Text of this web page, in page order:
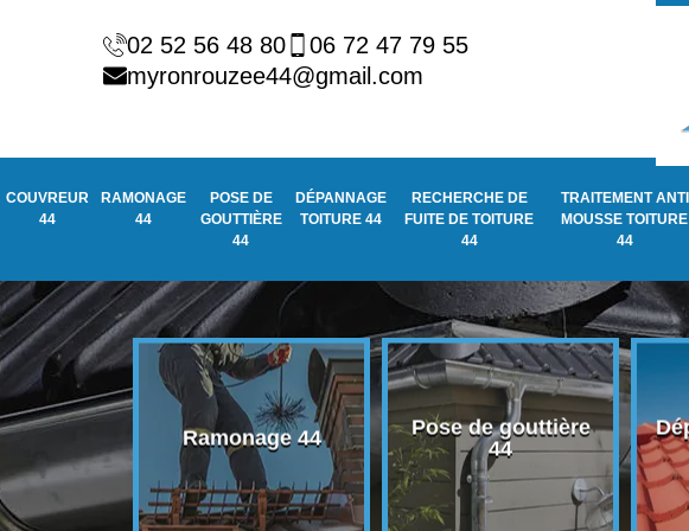
02 52 56 48 80
06 72 47 79 55
myronrouzee44@gmail.com
COUVREUR
44
RAMONAGE
44
POSE DE
GOUTTIÈRE
44
DÉPANNAGE
TOITURE 44
RECHERCHE DE
FUITE DE TOITURE
44
TRAITEMENT ANTI
MOUSSE TOITURE
44
Ramonage 44
Pose de gouttière
44
Dépannage toiture
44